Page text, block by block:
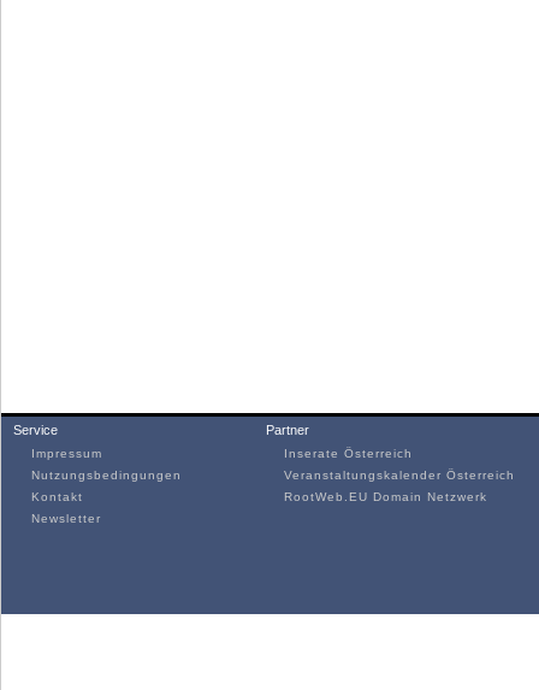
Service
Impressum
Nutzungsbedingungen
Kontakt
Newsletter
Partner
Inserate Österreich
Veranstaltungskalender Österreich
RootWeb.EU Domain Netzwerk